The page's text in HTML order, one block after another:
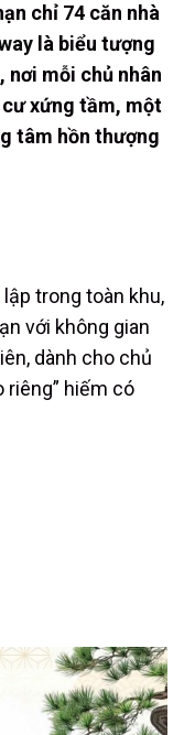
chỉ 74 căn nhà
là biểu tượng
nơi mỗi chủ nhân
xứng tầm, một
tâm hồn thượng
trong toàn khu,
với không gian
dành cho chủ
riêng” hiếm có